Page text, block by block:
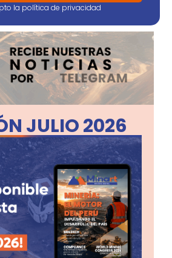
la política de privacidad
JULIO 2026